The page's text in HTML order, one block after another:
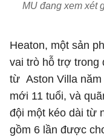
MU đang xem xét
Heaton, một sản
vai trò hỗ trợ trong
từ Aston Villa năm
mới 11 tuổi, và
đội một kéo dài từ
gồm 6 lần được